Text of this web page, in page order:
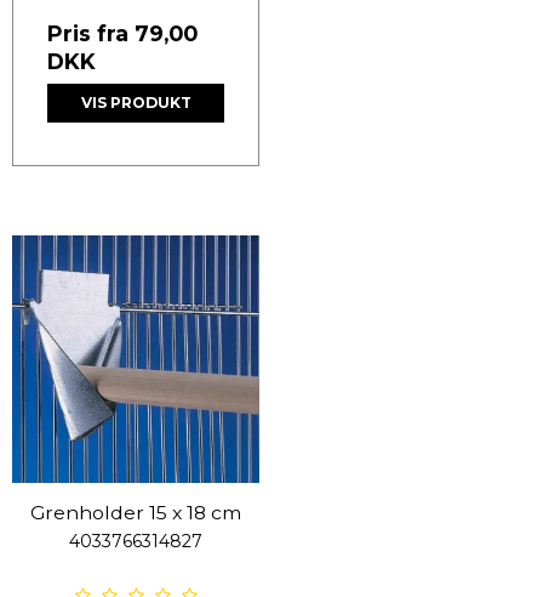
Pris fra 79,00
DKK
VIS PRODUKT
Grenholder 15 x 18 cm
4033766314827